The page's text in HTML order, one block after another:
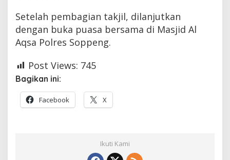
Setelah pembagian takjil, dilanjutkan
dengan buka puasa bersama di Masjid Al
Aqsa Polres Soppeng.
Post Views: 745
Bagikan ini:
Facebook X
Ikuti Kami